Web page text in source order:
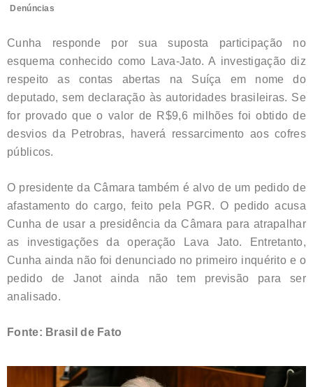
Denúncias
Cunha responde por sua suposta participação no
esquema conhecido como Lava-Jato. A investigação diz
respeito as contas abertas na Suíça em nome do
deputado, sem declaração às autoridades brasileiras. Se
for provado que o valor de R$9,6 milhões foi obtido de
desvios da Petrobras, haverá ressarcimento aos cofres
públicos.
O presidente da Câmara também é alvo de um pedido de
afastamento do cargo, feito pela PGR. O pedido acusa
Cunha de usar a presidência da Câmara para atrapalhar
as investigações da operação Lava Jato. Entretanto,
Cunha ainda não foi denunciado no primeiro inquérito e o
pedido de Janot ainda não tem previsão para ser
analisado.
Fonte: Brasil de Fato